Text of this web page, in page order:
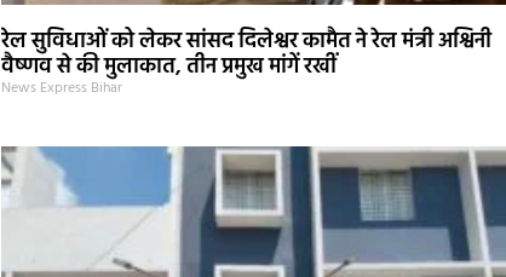
रेल सुविधाओं को लेकर सांसद दिलेश्वर कामैत ने रेल मंत्री अश्विनी
वैष्णव से की मुलाकात, तीन प्रमुख मांगें रखीं
News Express Bihar